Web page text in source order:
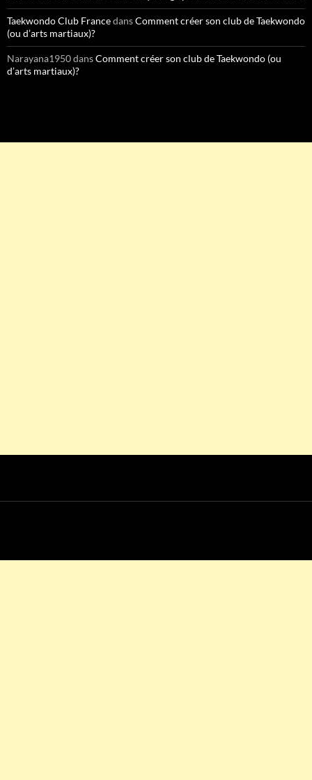
Taekwondo Club FrancedansComment créer son club de Taekwondo
(ou d’arts martiaux)?
Narayana1950dansComment créer son club de Taekwondo (ou
d’arts martiaux)?